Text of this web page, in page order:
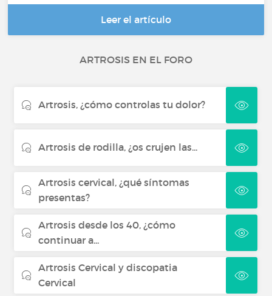
Leer el artículo
ARTROSIS EN EL FORO
Artrosis, ¿cómo controlas tu dolor?
Artrosis de rodilla, ¿os crujen las...
Artrosis cervical, ¿qué síntomas
presentas?
Artrosis desde los 40, ¿cómo
continuar a...
Artrosis Cervical y discopatia
Cervical